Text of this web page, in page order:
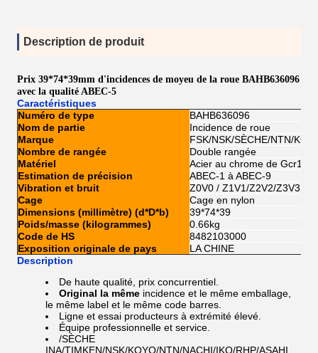
Description de produit
Prix 39*74*39mm d'incidences de moyeu de la roue BAHB636096
avec la qualité ABEC-5
Caractéristiques
Numéro de type
BAHB636096
Nom de partie
Incidence de roue
Marque
FSK/NSK/SÈCHE/NTN/
Nombre de rangée
Double rangée
Matériel
Acier au chrome de Gcr15
Estimation de précision
ABEC-1 à ABEC-9
Vibration et bruit
Z0V0 / Z1V1/Z2V2/Z3V3
Cage
Cage en nylon
Dimensions (millimètre) (d*D*b)
39*74*39
Poids/masse (kilogrammes)
0.66kg
Code de HS
8482103000
Exposition originale de pays
LA CHINE
Description
De haute qualité, prix concurrentiel.
Original la même incidence et le même emballage,
le même label et le même code barres.
Ligne et essai producteurs à extrémité élevé.
Équipe professionnelle et service.
/SÈCHE
INA/TIMKEN/NSK/KOYO/NTN/NACHI/IKO/RHP/ASAHI